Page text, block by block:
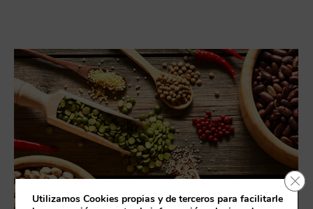
Utilizamos Cookies propias y de terceros para facilitarle